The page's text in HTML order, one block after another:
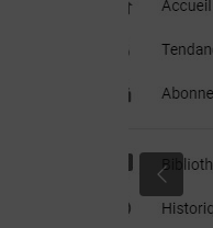
Previous